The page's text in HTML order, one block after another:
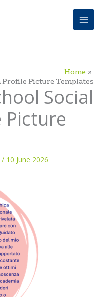
Home
Profile Picture Templates
Social
Picture
/ 10 June 2026